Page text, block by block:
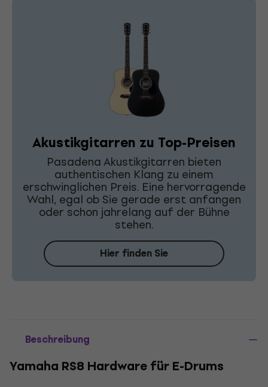
Akustikgitarren zu Top-Preisen
Pasadena Akustikgitarren bieten
authentischen Klang zu einem
erschwinglichen Preis. Eine hervorragende
Wahl, egal ob Sie gerade erst anfangen
oder schon jahrelang auf der Bühne
stehen.
Hier finden Sie
Beschreibung
Yamaha RS8 Hardware für E-Drums